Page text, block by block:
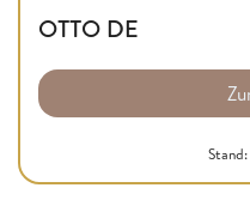
OTTO DE